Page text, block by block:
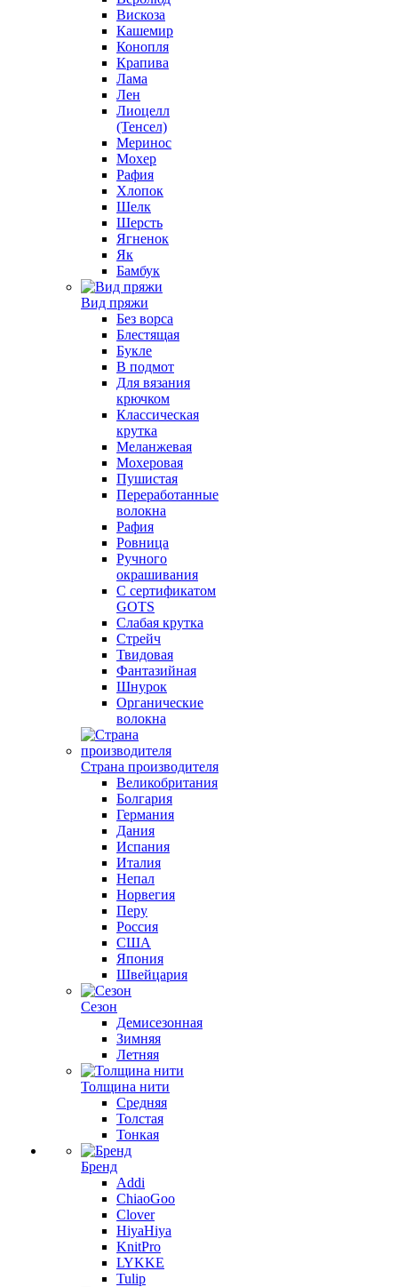
Вискоза
Кашемир
Конопля
Крапива
Лама
Лен
Лиоцелл
(Тенсел)
Меринос
Мохер
Рафия
Хлопок
Шелк
Шерсть
Ягненок
Як
Бамбук
Вид пряжи
Без ворса
Блестящая
Букле
В подмот
Для вязания
крючком
Классическая
крутка
Меланжевая
Мохеровая
Пушистая
Переработанные
волокна
Рафия
Ровница
Ручного
окрашивания
С сертификатом
GOTS
Слабая крутка
Стрейч
Твидовая
Фантазийная
Шнурок
Органические
волокна
Страна производителя
Великобритания
Болгария
Германия
Дания
Испания
Италия
Непал
Норвегия
Перу
Россия
США
Япония
Швейцария
Сезон
Демисезонная
Зимняя
Летняя
Толщина нити
Средняя
Толстая
Тонкая
Бренд
Addi
ChiaoGoo
Clover
HiyaHiya
KnitPro
LYKKE
Tulip